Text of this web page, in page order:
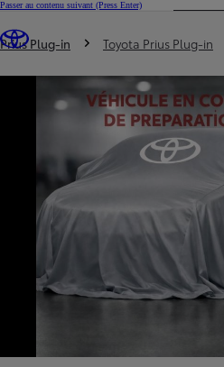
Passer au contenu suivant (Press Enter)
Trouvez un partenaire Toyota
Vous êtes ici
Prius Plug-in Toyota Prius Plug-in